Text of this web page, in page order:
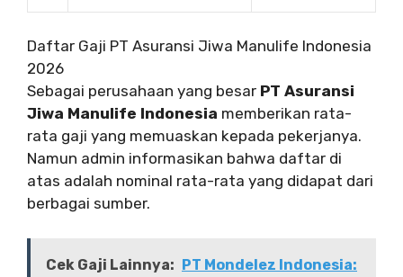
Daftar Gaji PT Asuransi Jiwa Manulife Indonesia
2026
Sebagai perusahaan yang besar PT Asuransi
Jiwa Manulife Indonesia memberikan rata-
rata gaji yang memuaskan kepada pekerjanya.
Namun admin informasikan bahwa daftar di
atas adalah nominal rata-rata yang didapat dari
berbagai sumber.
Cek Gaji Lainnya: PT Mondelez Indonesia: